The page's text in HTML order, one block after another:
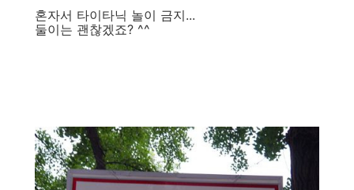
혼자서 타이타닉 놀이 금지...
둘이는 괜찮겠죠? ^^